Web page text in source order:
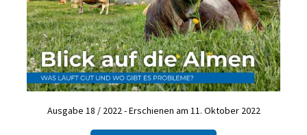
Ausgabe 18 / 2022 - Erschienen am 11. Oktober 2022